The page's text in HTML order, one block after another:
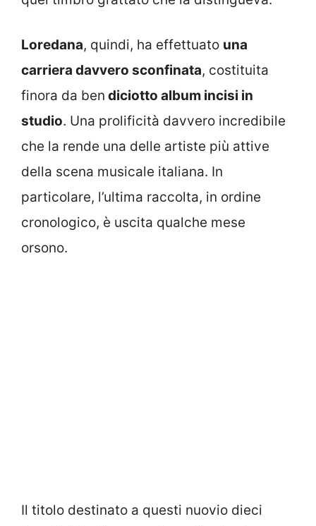
Loredana, quindi, ha effettuato una
carriera davvero sconfinata, costituita
finora da ben diciotto album incisi in
studio. Una prolificità davvero incredibile
che la rende una delle artiste più attive
della scena musicale italiana. In
particolare, l’ultima raccolta, in ordine
cronologico, è uscita qualche mese
orsono.
Il titolo destinato a questi nuovio dieci